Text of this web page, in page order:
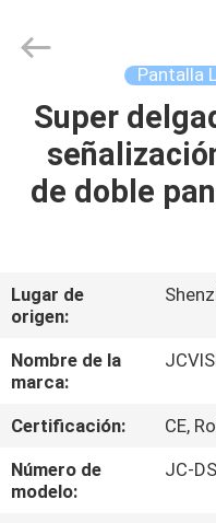
INICIO
PRODUCTOS
NOSOTROS
RECORRIDO
POR
LA
FÁBRICA
Shenzhen
Junction
Reserved.
Pantalla
Super
de doble
Lugar de
origen:
Nombre de la
marca:
Certificación:
CE,
Número de
modelo:
JC-